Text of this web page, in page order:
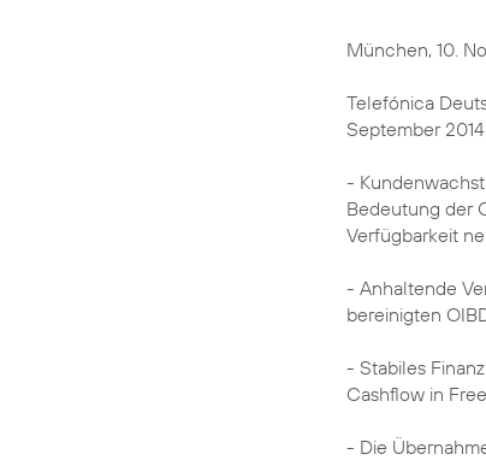
München, 10.
Telefónica
September 2014
-
Bedeutung der
Verfügbarkeit
- Anhaltende
bereinigten
- Stabiles
Cashflow in
- Die